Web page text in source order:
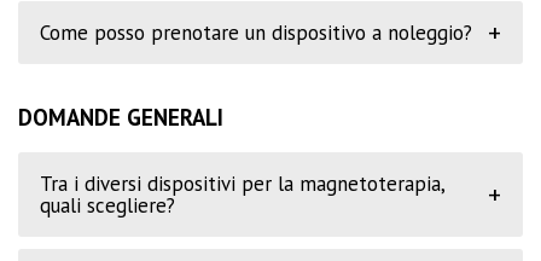
Come posso prenotare un dispositivo a noleggio? +
DOMANDE GENERALI
Tra i diversi dispositivi per la magnetoterapia,
quali scegliere?
+